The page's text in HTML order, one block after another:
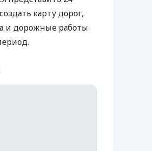
карту дорог,
и дорожные работы